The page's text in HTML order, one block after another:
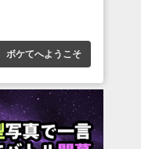
ボケてへようこそ